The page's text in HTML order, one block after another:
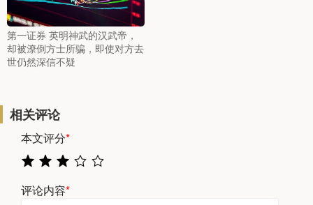
第一证券 英明神武的汉武帝，
却被潦倒方士所骗，即使对方去
世仍然深信不疑
相关评论
本文评分*
评论内容*